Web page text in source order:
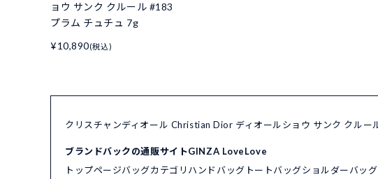
ョウ サンク クルール #183
プラム チュチュ 7g
¥10,890(税込)
クリスチャンディオール Christian Dior ディオールショウ サンク クルー
ブランドバックの通販サイトGINZA LoveLove
トップページバッグカテゴリ ハンドバッグ トートバッグショルダーバッグ